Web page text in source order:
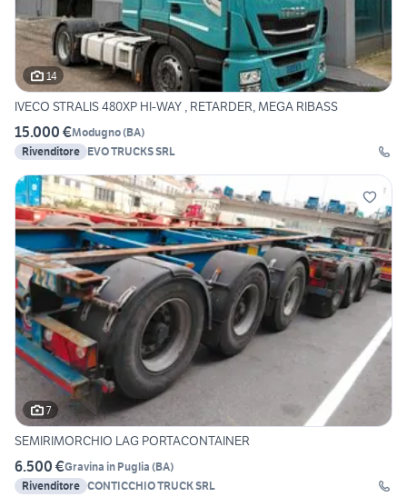
14
IVECO STRALIS 480XP HI-WAY , RETARDER, MEGA RIBASS
15.000 €Modugno(BA)
Rivenditore EVO TRUCKS SRL
7
SEMIRIMORCHIO LAG PORTACONTAINER
6.500 €Gravina in Puglia (BA)
Rivenditore CONTICCHIO TRUCK SRL